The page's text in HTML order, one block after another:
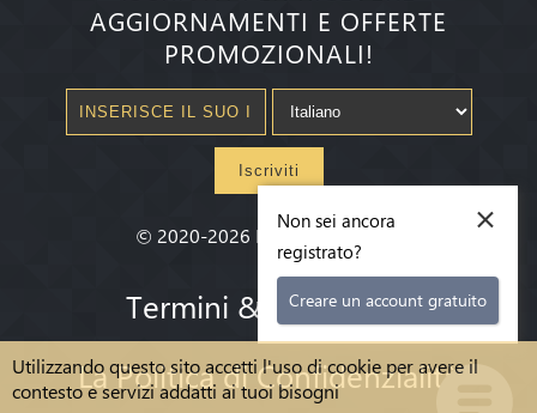
Utilizzando questo sito accetti l'uso di cookie per avere il
contesto e servizi addatti ai tuoi bisogni
AGGIORNAMENTI E OFFERTE
PROMOZIONALI!
Iscriviti
© 2020-2026 Millenium State®
Termini & condizioni
La Politica di Confidenzialità
×
Non sei ancora
registrato?
Creare un account gratuito